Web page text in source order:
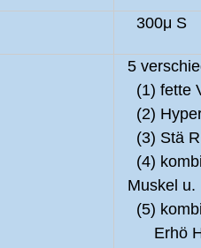
300μ S
5
(1) fette
(2)
(3) Stä
(4)
Muskel u.
(5)
Erhö